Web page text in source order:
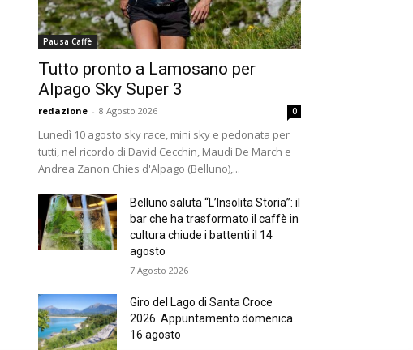
Pausa Caffè
Tutto pronto a Lamosano per
Alpago Sky Super 3
redazione - 8 Agosto 2026 0
Lunedì 10 agosto sky race, mini sky e pedonata per
tutti, nel ricordo di David Cecchin, Maudi De March e
Andrea Zanon Chies d'Alpago (Belluno),...
Belluno saluta “L’Insolita Storia”: il
bar che ha trasformato il caffè in
cultura chiude i battenti il 14
agosto
7 Agosto 2026
Giro del Lago di Santa Croce
2026. Appuntamento domenica
16 agosto